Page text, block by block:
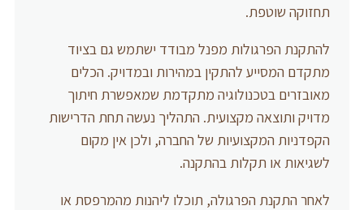
תחזוקה שוטפת.
להתקנת הפרגולות מפנל מבודד ישתמש גם בציוד
מתקדם המסייע להתקין במהירות ובמדויק. הכלים
מאובזרים בטכנולוגיה מתקדמת שמאפשרת חיתוך
מדויק ותוצאה מקצועית. התהליך נעשה תחת הדרישות
הקפדניות המקצועיות של החברה, ולכן אין מקום
לשגיאות או תקלות בהתקנה.
לאחר התקנת הפרגולה, תוכלו ליהנות מהמרפסת או